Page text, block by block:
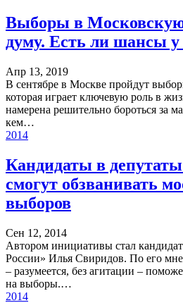
Выборы в
думу. Есть ли шансы у
Апр 13, 2019
В сентябре в Москве пройдут
которая играет ключевую роль в
намерена решительно бороться за
кем…
2014
Кандидаты в
смогут обзванивать
выборов
Сен 12, 2014
Автором инициативы стал
России» Илья Свиридов. По его
– разумеется, без агитации –
на выборы.…
2014